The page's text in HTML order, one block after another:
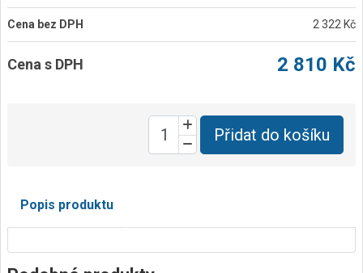
Cena bez DPH 2 322 Kč
Cena s DPH 2 810 Kč
Přidat do košíku
Popis produktu